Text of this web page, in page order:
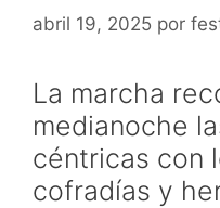
abril 19, 2025 por
La marcha
medianoche
céntricas con
cofradías y